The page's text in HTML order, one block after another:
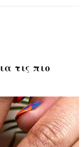
τις πιο